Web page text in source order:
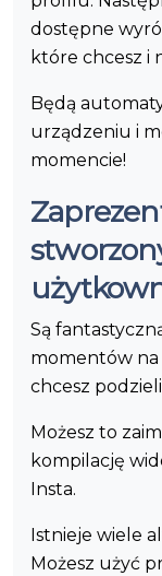
dostępne
które chcesz i
Będą
urządzeniu i
momencie!
Są
momentów na
chcesz
Możesz to
kompilację
Insta.
Istnieje wiele
Możesz użyć